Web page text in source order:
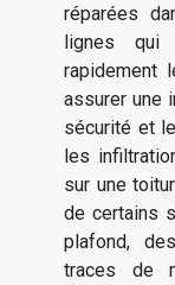
réparées
lignes qui
rapidement
assurer une
sécurité et
les
sur une
de certains
plafond,
traces de